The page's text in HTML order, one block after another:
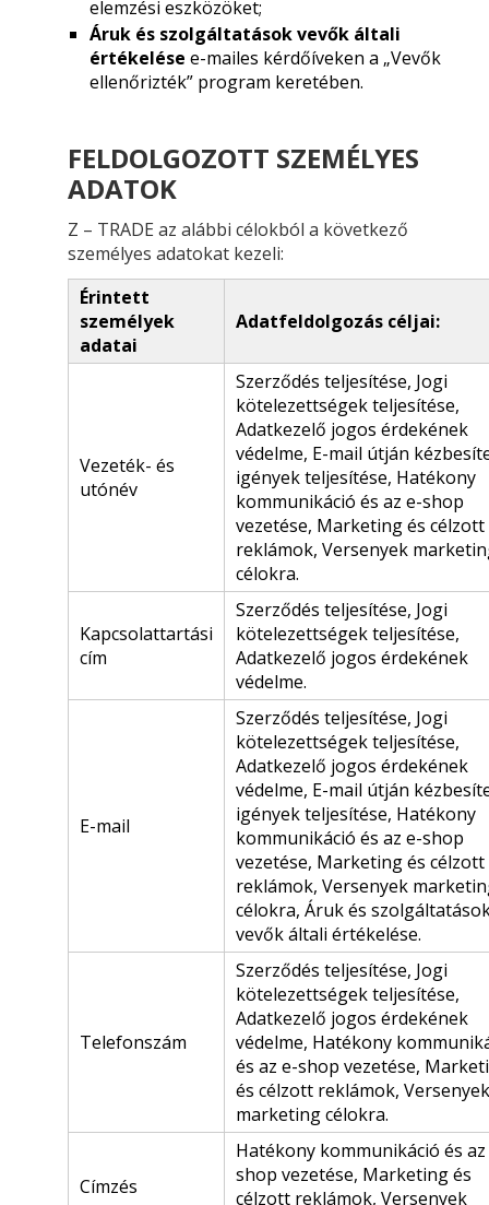
elemzési eszközöket;
Áruk és szolgáltatások vevők általi
értékelése e-mailes kérdőíveken a „Vevők
ellenőrizték” program keretében.
FELDOLGOZOTT SZEMÉLYES
ADATOK
Z – TRADE az alábbi célokból a következő
személyes adatokat kezeli:
Érintett
személyek
adatai
Adatfeldolgozás céljai:
Vezeték- és
utónév
Szerződés teljesítése, Jogi
kötelezettségek teljesítése,
Adatkezelő jogos érdekének
védelme, E-mail útján
igények teljesítése, Hatékony
kommunikáció és az e-shop
vezetése, Marketing és célzott
reklámok, Versenyek
célokra.
Kapcsolattartási
cím
Szerződés teljesítése, Jogi
kötelezettségek teljesítése,
Adatkezelő jogos érdekének
védelme.
E-mail
Szerződés teljesítése, Jogi
kötelezettségek teljesítése,
Adatkezelő jogos érdekének
védelme, E-mail útján
igények teljesítése, Hatékony
kommunikáció és az e-shop
vezetése, Marketing és célzott
reklámok, Versenyek
célokra, Áruk és
vevők általi értékelése.
Telefonszám
Szerződés teljesítése, Jogi
kötelezettségek teljesítése,
Adatkezelő jogos érdekének
védelme, Hatékony
és az e-shop vezetése,
és célzott reklámok, Versenyek
marketing célokra.
Címzés
Hatékony kommunikáció és
shop vezetése, Marketing és
célzott reklámok, Versenyek